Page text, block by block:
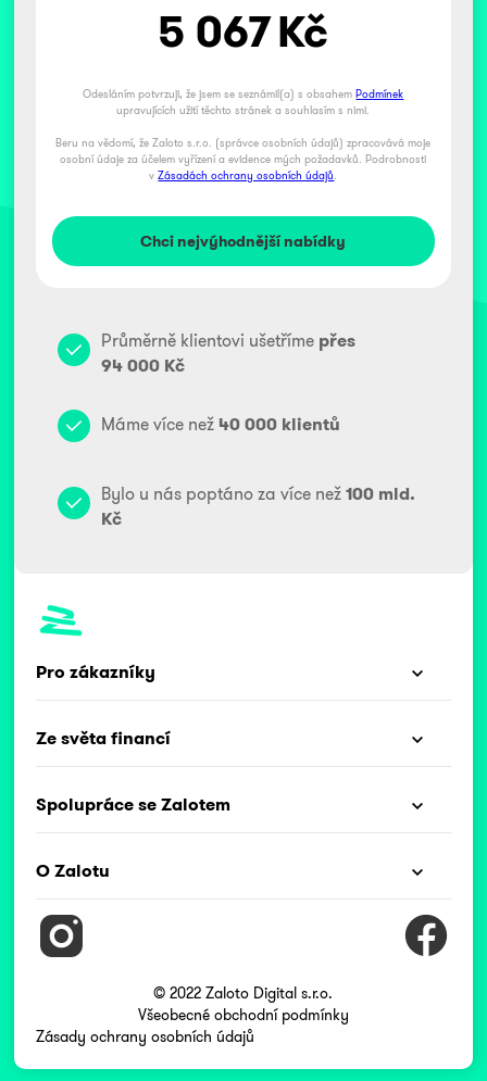
5 067Kč
Odesláním potvrzuji, že jsem se seznámil(a) s obsahem Podmínek
upravujících užití těchto stránek a souhlasím s nimi.
Beru na vědomí, že Zaloto s.r.o. (správce osobních údajů) zpracovává moje
osobní údaje za účelem vyřízení a evidence mých požadavků. Podrobnosti
vZásadách ochrany osobních údajů.
Průměrně klientovi ušetříme přes
94 000 Kč
Máme více než 40 000 klientů
Bylo u nás poptáno za více než 100 mld.
Kč
Pro zákazníky
Ze světa financí
Spolupráce se Zalotem
O Zalotu
© 2022 Zaloto Digital s.r.o.
Všeobecné obchodní podmínky
Zásady ochrany osobních údajů